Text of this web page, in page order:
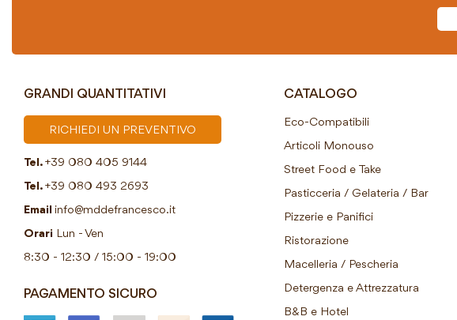
GRANDI QUANTITATIVI
RICHIEDI UN PREVENTIVO
Tel. +39 080 405 9144
Tel. +39 080 493 2693
Email info@mddefrancesco.it
Orari Lun - Ven
8:30 - 12:30 / 15:00 - 19:00
PAGAMENTO SICURO
CATALOGO
Eco-Compatibili
Articoli Monouso
Street Food e Take
Pasticceria / Gelateria / Bar
Pizzerie e Panifici
Ristorazione
Macelleria / Pescheria
Detergenza e Attrezzatura
B&B e Hotel